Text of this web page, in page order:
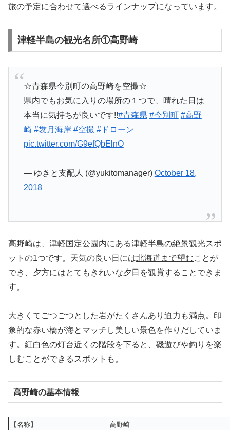
旅の予定に合わせて選べるラインナップになっています。
津軽半島の観光名所①高野崎
☆青森県今別町の高野崎を空撮☆
県内でもお気に入りの場所の１つで、晴れた日は
本当に気持ちが良いです!!#青森県 #今別町 #高野
崎 #袰月海岸 #空撮 #ドローン
pic.twitter.com/G9efQbElnO
— ゆきと支配人 (@yukitomanager) October 18,
2018
高野崎は、津軽国定公園内にある津軽半島の絶景観光スポ
ットの1つです。天気の良い日には北海道まで望むことが
でき、夕方にはとてもきれいな夕日 を観賞することできま
す。
大きくてごつごつとした岩がたくさんあり迫力も満点。印
象的な赤い橋が海とマッチし美しい景色を作りだしていま
す。紅白色の灯台近くの階段を下ると、磯遊びや釣りを楽
しむことができるスポットも。
高野崎の基本情報
【名称】 高野崎